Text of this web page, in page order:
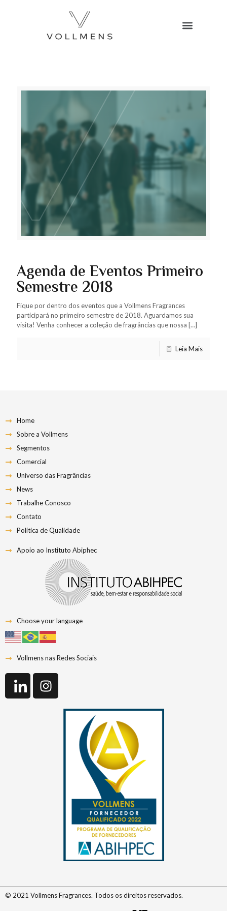
Agenda de Eventos Primeiro
Semestre 2018
Fique por dentro dos eventos que a Vollmens Fragrances
participará no primeiro semestre de 2018. Aguardamos sua
visita! Venha conhecer a coleção de fragrâncias que nossa […]
Leia Mais
Home
Sobre a Vollmens
Segmentos
Comercial
Universo das Fragrâncias
News
Trabalhe Conosco
Contato
Política de Qualidade
Apoio ao Instituto Abiphec
Choose your language
Vollmens nas Redes Sociais
© 2021 Vollmens Fragrances. Todos os direitos reservados.